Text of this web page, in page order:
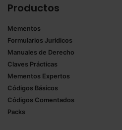
Productos
Mementos
Formularios Jurídicos
Manuales de Derecho
Claves Prácticas
Mementos Expertos
Códigos Básicos
Códigos Comentados
Packs